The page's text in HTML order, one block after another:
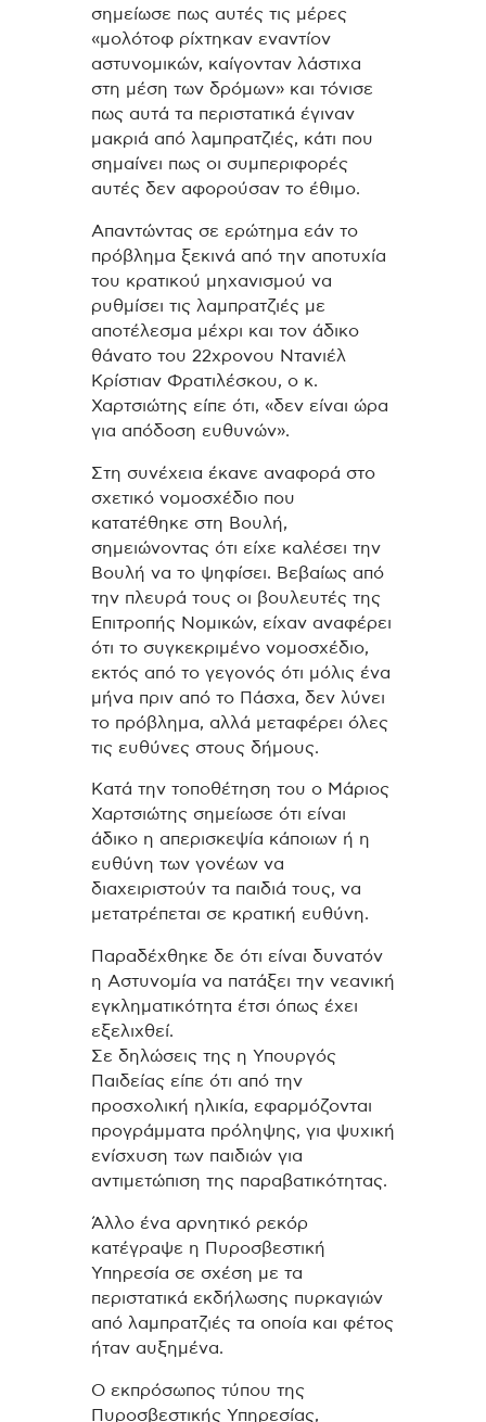
σημείωσε πως αυτές τις μέρες
«μολότοφ ρίχτηκαν εναντίον
αστυνομικών, καίγονταν λάστιχα
στη μέση των δρόμων» και τόνισε
πως αυτά τα περιστατικά έγιναν
μακριά από λαμπρατζιές, κάτι που
σημαίνει πως οι συμπεριφορές
αυτές δεν αφορούσαν το έθιμο.
Απαντώντας σε ερώτημα εάν το
πρόβλημα ξεκινά από την αποτυχία
του κρατικού μηχανισμού να
ρυθμίσει τις λαμπρατζιές με
αποτέλεσμα μέχρι και τον άδικο
θάνατο του 22χρονου Ντανιέλ
Κρίστιαν Φρατιλέσκου, ο κ.
Χαρτσιώτης είπε ότι, «δεν είναι ώρα
για απόδοση ευθυνών».
Στη συνέχεια έκανε αναφορά στο
σχετικό νομοσχέδιο που
κατατέθηκε στη Βουλή,
σημειώνοντας ότι είχε καλέσει την
Βουλή να το ψηφίσει. Βεβαίως από
την πλευρά τους οι βουλευτές της
Επιτροπής Νομικών, είχαν αναφέρει
ότι το συγκεκριμένο νομοσχέδιο,
εκτός από το γεγονός ότι μόλις ένα
μήνα πριν από το Πάσχα, δεν λύνει
το πρόβλημα, αλλά μεταφέρει όλες
τις ευθύνες στους δήμους.
Κατά την τοποθέτηση του ο Μάριος
Χαρτσιώτης σημείωσε ότι είναι
άδικο η απερισκεψία κάποιων ή η
ευθύνη των γονέων να
διαχειριστούν τα παιδιά τους, να
μετατρέπεται σε κρατική ευθύνη.
Παραδέχθηκε δε ότι είναι δυνατόν
η Αστυνομία να πατάξει την νεανική
εγκληματικότητα έτσι όπως έχει
εξελιχθεί.
Σε δηλώσεις της η Υπουργός
Παιδείας είπε ότι από την
προσχολική ηλικία, εφαρμόζονται
προγράμματα πρόληψης, για ψυχική
ενίσχυση των παιδιών για
αντιμετώπιση της παραβατικότητας.
Άλλο ένα αρνητικό ρεκόρ
κατέγραψε η Πυροσβεστική
Υπηρεσία σε σχέση με τα
περιστατικά εκδήλωσης πυρκαγιών
από λαμπρατζιές τα οποία και φέτος
ήταν αυξημένα.
Ο εκπρόσωπος τύπου της
Πυροσβεστικής Υπηρεσίας,